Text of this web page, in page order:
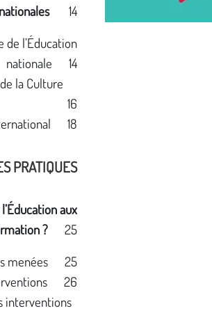
nationales14
de l’Éducation
nationale 14
la Culture
16
18
PRATIQUES
aux
? 25
menées 25
26
interventions